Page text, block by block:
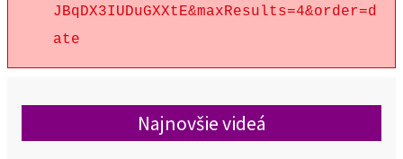
JBqDX3IUDuGXXtE&maxResults=4&order=d
ate
Najnovšie videá